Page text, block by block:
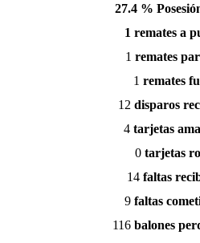
27.4 %
1 remates a
1 remates
1 remates
12 disparos
4 tarjetas
0 tarjetas
14 faltas
9 faltas
116 balones